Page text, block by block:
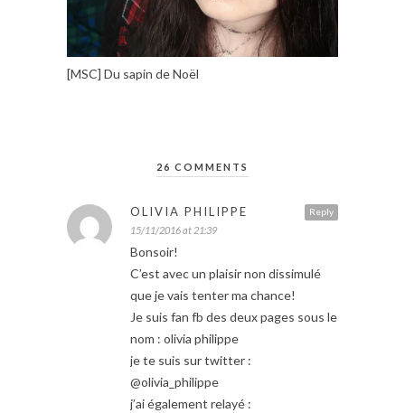
[MSC] Du sapin de Noël
26 COMMENTS
Reply
OLIVIA PHILIPPE
15/11/2016 at 21:39
Bonsoir!
C’est avec un plaisir non dissimulé
que je vais tenter ma chance!
Je suis fan fb des deux pages sous le
nom : olivia philippe
je te suis sur twitter :
@olivia_philippe
j’ai également relayé :